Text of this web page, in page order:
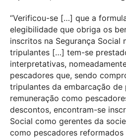
“Verificou-se […] que a
elegibilidade que obriga os
inscritos na Segurança Social
tripulantes […] tem-se
interpretativas,
pescadores que, sendo
tripulantes da embarcação de
remuneração como
descontos, encontram-se
Social como gerentes da
como pescadores reformados